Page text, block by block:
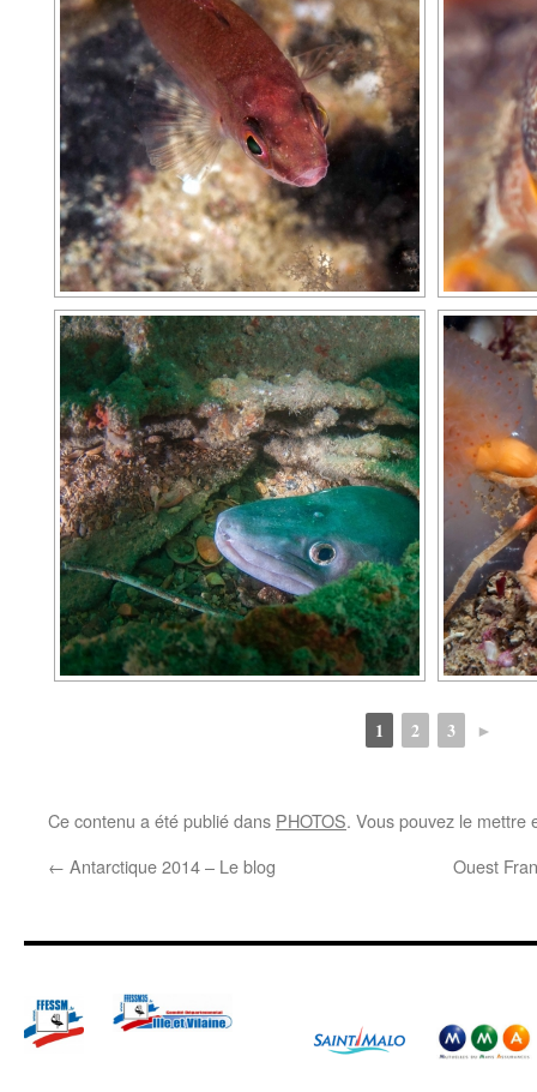
1 2 3 ►
Ce contenu a été publié dans PHOTOS. Vous pouvez le mettre
← Antarctique 2014 – Le blog Ouest